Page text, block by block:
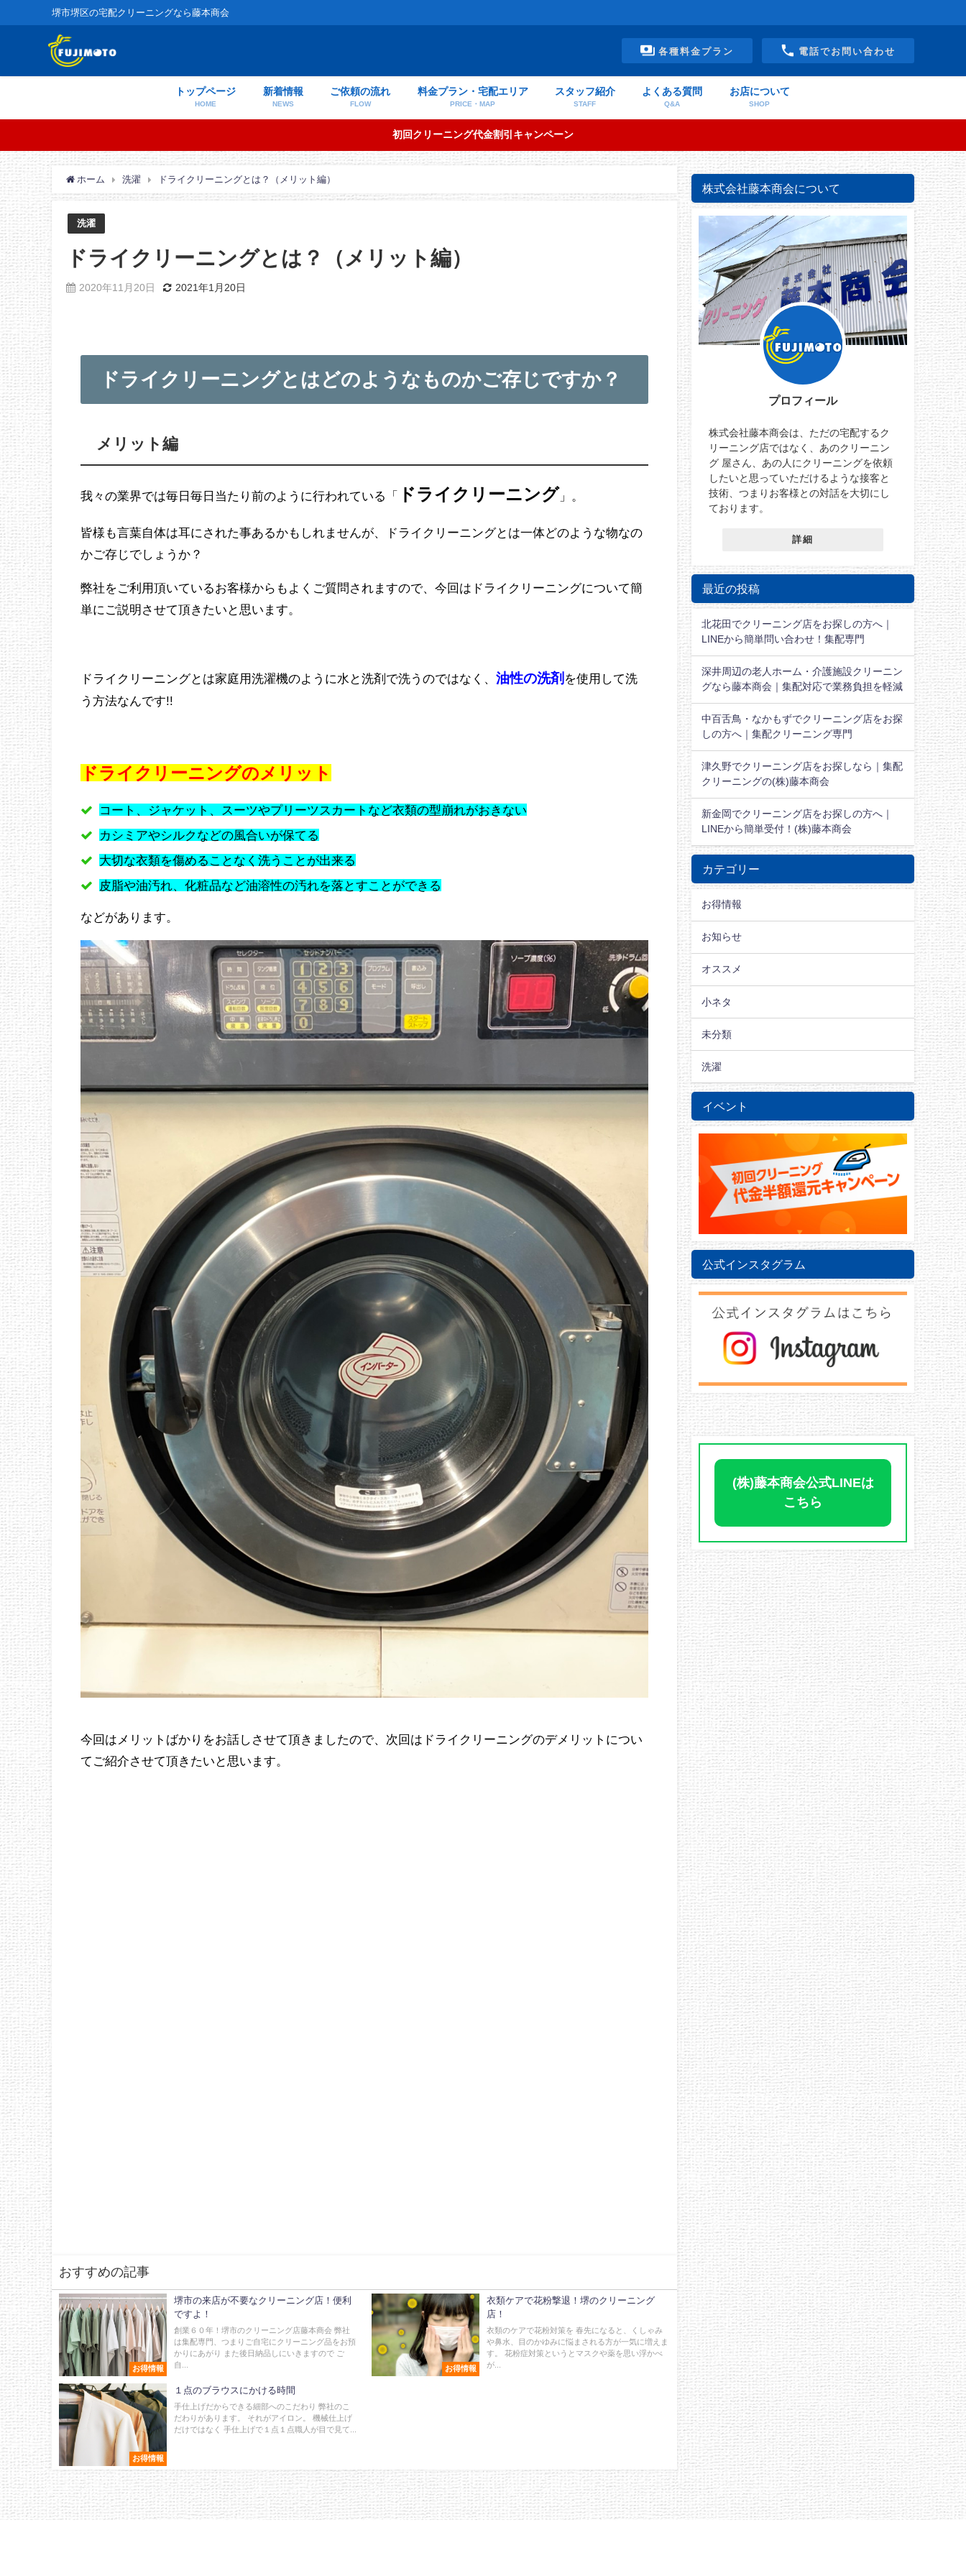
堺市堺区の宅配クリーニングなら藤本商会
各種料金プラン 電話でお問い合わせ
トップページ
HOME
新着情報
NEWS
ご依頼の流れ
FLOW
料金プラン・宅配エリア
PRICE・MAP
スタッフ紹介
STAFF
よくある質問
Q&A
お店について
SHOP
初回クリーニング代金割引キャンペーン
ホーム 洗濯 ドライクリーニングとは？（メリット編）
洗濯
ドライクリーニングとは？（メリット編）
2020年11月20日 2021年1月20日
ドライクリーニングとはどのようなものかご存じですか？
メリット編
我々の業界では毎日毎日当たり前のように行われている「 ドライクリーニング 」。
皆様も言葉自体は耳にされた事あるかもしれませんが、ドライクリーニングとは一体どのような物なの
かご存じでしょうか？
弊社をご利用頂いているお客様からもよくご質問されますので、今回はドライクリーニングについて簡
単にご説明させて頂きたいと思います。
ドライクリーニングとは家庭用洗濯機のように水と洗剤で洗うのではなく、 油性の洗剤 を使用して洗
う方法なんです!!
ドライクリーニングのメリット
コート、ジャケット、スーツやプリーツスカートなど衣類の型崩れがおきない
カシミアやシルクなどの風合いが保てる
大切な衣類を傷めることなく洗うことが出来る
皮脂や油汚れ、化粧品など油溶性の汚れを落とすことができる
などがあります。
今回はメリットばかりをお話しさせて頂きましたので、次回はドライクリーニングのデメリットについ
てご紹介させて頂きたいと思います。
おすすめの記事
お得情報
堺市の来店が不要なクリーニング店！便利
ですよ！
創業６０年！堺市のクリーニング店藤本商会 弊社
は集配専門、つまりご自宅にクリーニング品をお預
かりにあがり また後日納品しにいきますので ご
自...
お得情報
衣類ケアで花粉撃退！堺のクリーニング
店！
衣類のケアで花粉対策を 春先になると、くしゃみ
や鼻水、目のかゆみに悩まされる方が一気に増えま
す。 花粉症対策というとマスクや薬を思い浮かべ
が...
お得情報
１点のブラウスにかける時間
手仕上げだからできる細部へのこだわり 弊社のこ
だわりがあります。 それがアイロン。 機械仕上げ
だけではなく 手仕上げで１点１点職人が目で見て...
株式会社藤本商会について
プロフィール
株式会社藤本商会は、ただの宅配するク
リーニング店ではなく、あのクリーニン
グ 屋さん、あの人にクリーニングを依頼
したいと思っていただけるような接客と
技術、つまりお客様との対話を大切にし
ております。
詳細
最近の投稿
北花田でクリーニング店をお探しの方へ｜
LINEから簡単問い合わせ！集配専門
深井周辺の老人ホーム・介護施設クリーニン
グなら藤本商会｜集配対応で業務負担を軽減
中百舌鳥・なかもずでクリーニング店をお探
しの方へ｜集配クリーニング専門
津久野でクリーニング店をお探しなら｜集配
クリーニングの(株)藤本商会
新金岡でクリーニング店をお探しの方へ｜
LINEから簡単受付！(株)藤本商会
カテゴリー
お得情報
お知らせ
オススメ
小ネタ
未分類
洗濯
イベント
公式インスタグラム
(株)藤本商会公式LINEは
こちら